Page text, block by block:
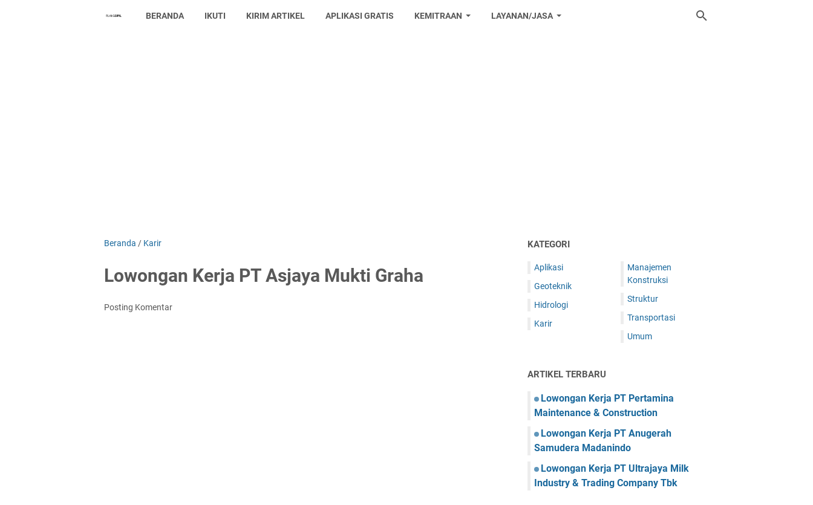
BERANDA IKUTI KIRIM ARTIKEL APLIKASI GRATIS KEMITRAAN LAYANAN/JASA
Beranda / Karir
Lowongan Kerja PT Asjaya Mukti Graha
Posting Komentar
KATEGORI
Aplikasi
Geoteknik
Hidrologi
Karir
Manajemen
Konstruksi
Struktur
Transportasi
Umum
ARTIKEL TERBARU
Lowongan Kerja PT Pertamina
Maintenance & Construction
Lowongan Kerja PT Anugerah
Samudera Madanindo
Lowongan Kerja PT Ultrajaya Milk
Industry & Trading Company Tbk